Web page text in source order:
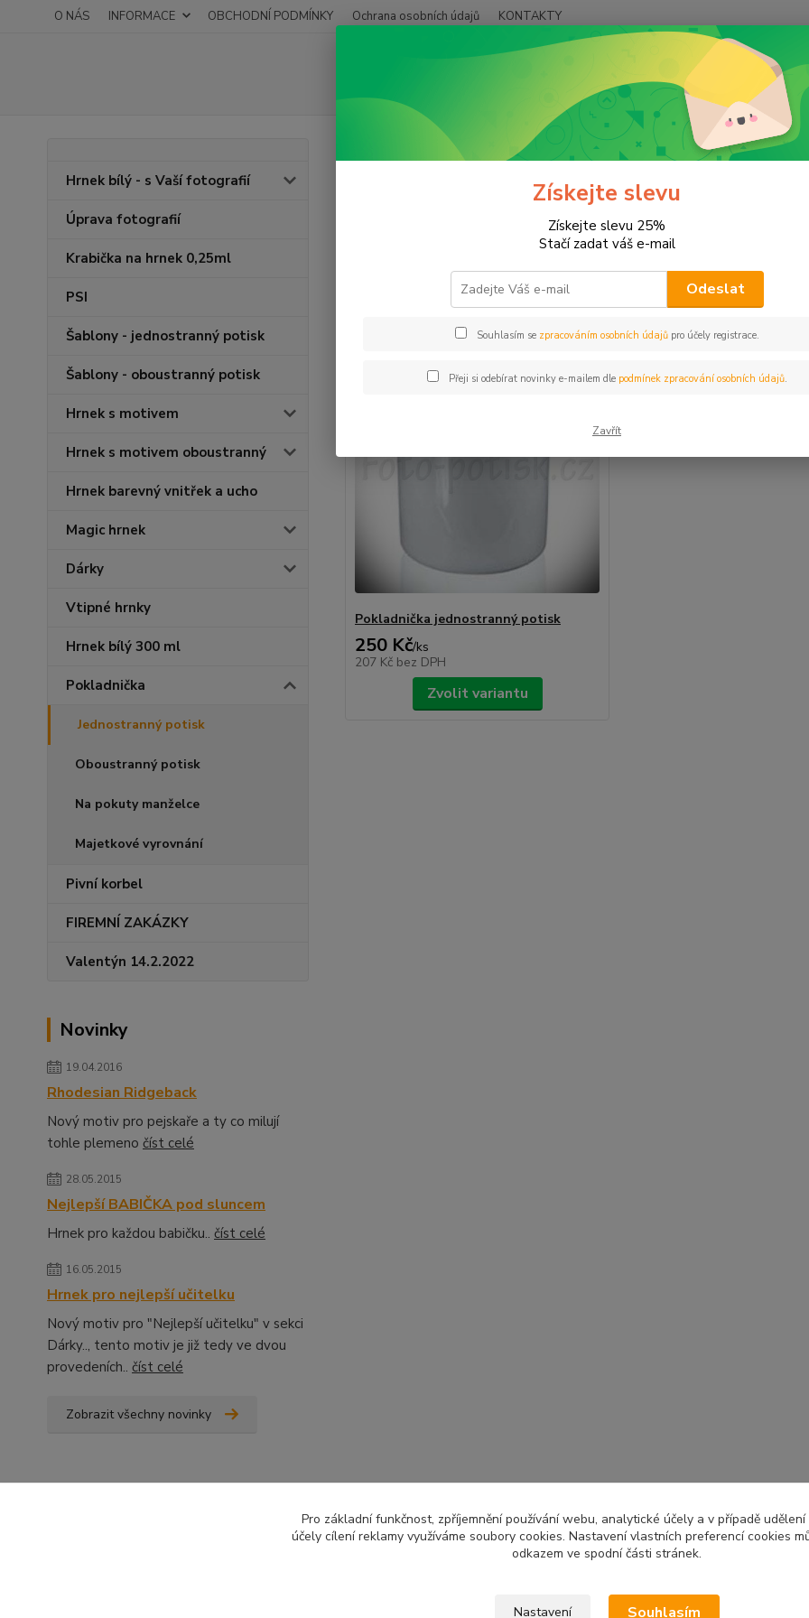
O NÁS INFORMACE OBCHODNÍ PODMÍNKY Ochrana osobních údajů KONTAKTY
Hrnek bílý - s Vaší fotografií
Úprava fotografií
Krabička na hrnek 0,25ml
PSI
Šablony - jednostranný potisk
Šablony - oboustranný potisk
Hrnek s motivem
Hrnek s motivem oboustranný
Hrnek barevný vnitřek a ucho
Magic hrnek
Dárky
Vtipné hrnky
Hrnek bílý 300 ml
Pokladnička
Jednostranný potisk
Oboustranný potisk
Na pokuty manželce
Majetkové vyrovnání
Pivní korbel
FIREMNÍ ZAKÁZKY
Valentýn 14.2.2022
Novinky
19.04.2016
Rhodesian Ridgeback
Nový motiv pro pejskaře a ty co milují
tohle plemeno číst celé
28.05.2015
Nejlepší BABIČKA pod sluncem
Hrnek pro každou babičku.. číst celé
16.05.2015
Hrnek pro nejlepší učitelku
Nový motiv pro "Nejlepší učitelku" v sekci
Dárky.., tento motiv je již tedy ve dvou
provedeních.. číst celé
Zobrazit všechny novinky
Pokladnička Jednostranný potisk
Jednostranný potisk
Nejdražší
Pokladnička jednostranný potisk
250 Kč/ks
207 Kč bez DPH
Zvolit variantu
Získejte slevu
Získejte slevu 25%
Stačí zadat váš e-mail
Odeslat
Souhlasím se zpracováním osobních údajůpro účely registrace.
Přeji si odebírat novinky e-mailem dle podmínek zpracování osobních údajů.
Zavřít
Pro základní funkčnost, zpříjemnění používání webu, analytické účely a v případě
účely cílení reklamy využíváme soubory cookies. Nastavení vlastních preferencí cookies
odkazem ve spodní části stránek.
Nastavení Souhlasím